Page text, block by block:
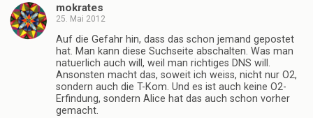
mokrates
25. Mai 2012
Auf die Gefahr hin, dass das schon jemand gepostet
hat. Man kann diese Suchseite abschalten. Was man
natuerlich auch will, weil man richtiges DNS will.
Ansonsten macht das, soweit ich weiss, nicht nur O2,
sondern auch die T-Kom. Und es ist auch keine O2-
Erfindung, sondern Alice hat das auch schon vorher
gemacht.